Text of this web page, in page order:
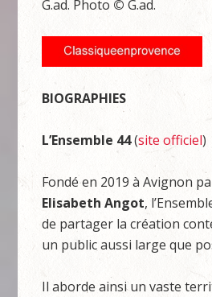
G.ad. Photo © G.ad.
BIOGRAPHIES
L’Ensemble 44(site officiel)
Fondé en 2019 à Avignon
Elisabeth Angot,
de partager la création
un public aussi large que
Il aborde ainsi un vaste